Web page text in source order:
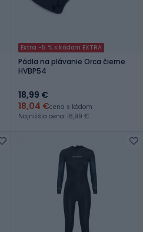
Extra -5 % s kódom EXTRA
Pádla na plávanie Orca čierne
HVBP54
18,99 €
18,04 €cena s kódom
Najnižšia cena: 18,99 €